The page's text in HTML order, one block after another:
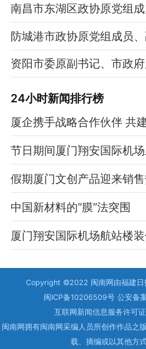
南昌市东湖区政协原党组
防城港市政协原党组成员
资阳市委原副书记、市政
24小时新闻排行榜
中国新材料的“膜”法突围
厦门翔安国际机场航站楼
Copyright ©2022 闽南网由福建日
闽ICP备10206509号 公安备
互联网新闻信息服务许可
闽南网拥有闽南网采编人员所创作作品之
载、摘编或以其他方